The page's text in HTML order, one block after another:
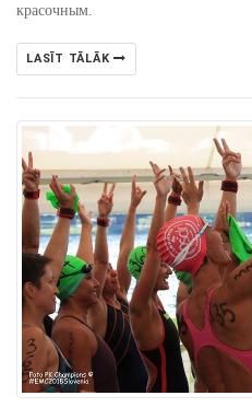
красочным.
LASĪT TĀLĀK